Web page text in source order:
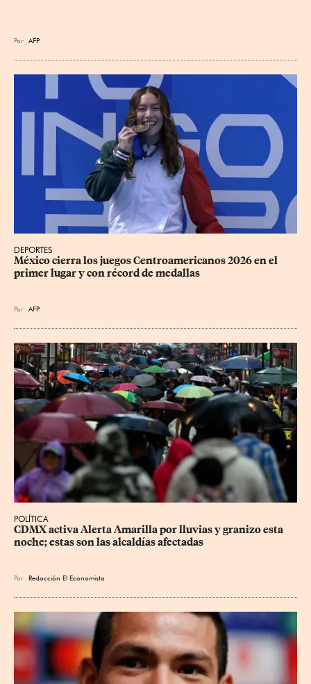
Por AFP
DEPORTES
México cierra los juegos Centroamericanos 2026 en el
primer lugar y con récord de medallas
Por AFP
POLÍTICA
CDMX activa Alerta Amarilla por lluvias y granizo esta
noche; estas son las alcaldías afectadas
Por Redacción El Economista